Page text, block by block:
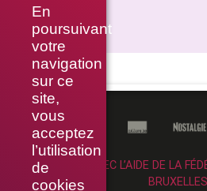
En
poursuivant
votre
navigation
sur ce
site,
vous
acceptez
l’utilisation
de
cookies
LA LEÇON
D'
RÉALISÉ AVEC L’AIDE DE LA
BRUXELLES